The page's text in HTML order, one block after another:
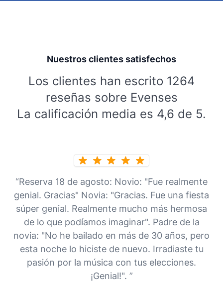
Nuestros clientes satisfechos
Los clientes han escrito 1264
reseñas sobre Evenses
La calificación media es 4,6 de 5.
“Reserva 18 de agosto: Novio: "Fue realmente
genial. Gracias" Novia: "Gracias. Fue una fiesta
súper genial. Realmente mucho más hermosa
de lo que podíamos imaginar". Padre de la
novia: "No he bailado en más de 30 años, pero
esta noche lo hiciste de nuevo. Irradiaste tu
pasión por la música con tus elecciones.
¡Genial!". ”